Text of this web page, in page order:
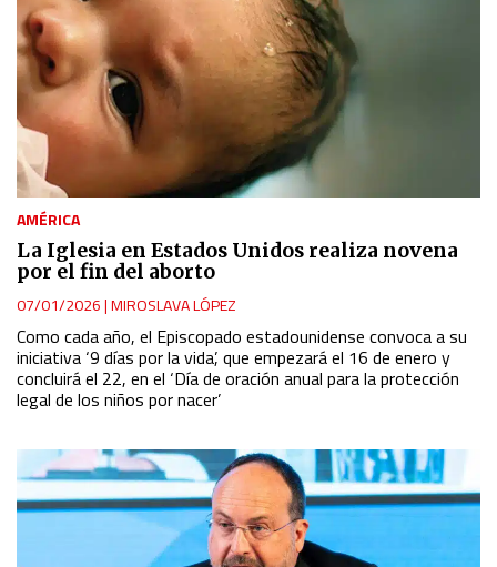
AMÉRICA
La Iglesia en Estados Unidos realiza novena
por el fin del aborto
07/01/2026|MIROSLAVA LÓPEZ
Como cada año, el Episcopado estadounidense convoca a su
iniciativa ‘9 días por la vida’, que empezará el 16 de enero y
concluirá el 22, en el ‘Día de oración anual para la protección
legal de los niños por nacer’